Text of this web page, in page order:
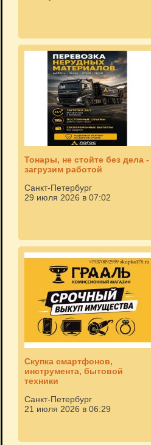
Тонары, не стойте без дела -
загрузим работой
Санкт-Петербург
29 июля 2026 в 07:02
Скупка смартфонов,
инструмента, бытовой
техники
Санкт-Петербург
21 июля 2026 в 06:29